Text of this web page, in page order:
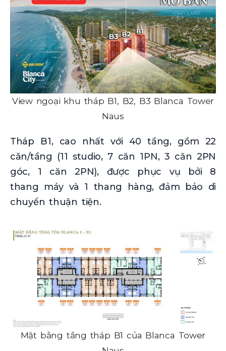
View ngoại khu tháp B1, B2, B3 Blanca Tower
Naus
Tháp B1, cao nhất với 40 tầng, gồm 22
căn/tầng (11 studio, 7 căn 1PN, 3 căn 2PN
góc, 1 căn 2PN), được phục vụ bởi 8
thang máy và 1 thang hàng, đảm bảo di
chuyển thuận tiện.
Mặt bằng tầng tháp B1 của Blanca Tower